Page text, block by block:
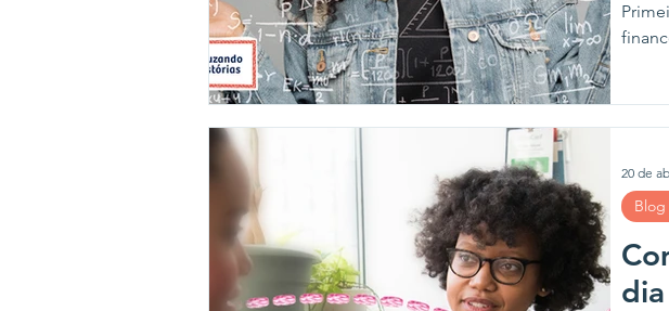
Blog
20 de